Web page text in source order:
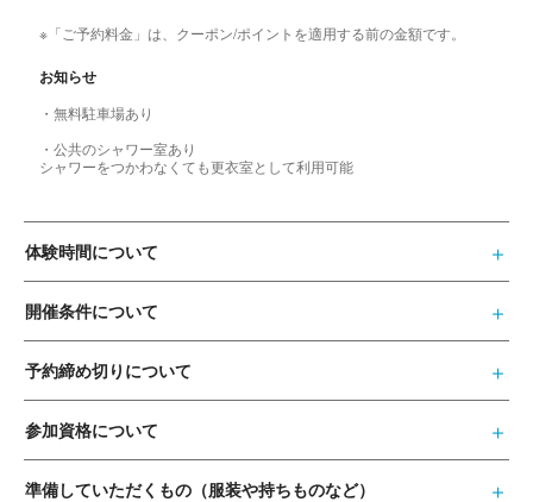
※「ご予約料金」は、クーポン/ポイントを適用する前の金額です。
お知らせ
・無料駐車場あり
・公共のシャワー室あり
シャワーをつかわなくても更衣室として利用可能
体験時間について
開催条件について
予約締め切りについて
参加資格について
準備していただくもの（服装や持ちものなど）